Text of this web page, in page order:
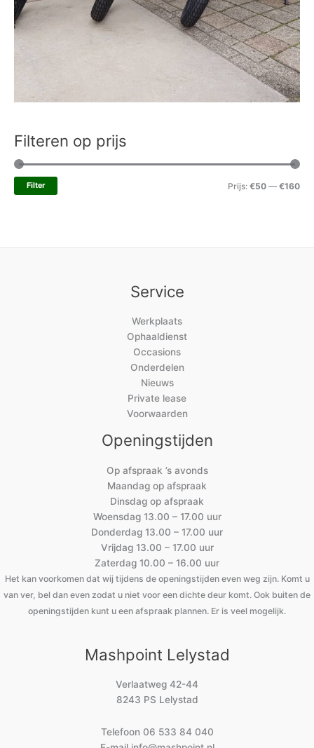
Filteren op prijs
Filter Prijs: €50 — €160
Service
Werkplaats
Ophaaldienst
Occasions
Onderdelen
Nieuws
Private lease
Voorwaarden
Openingstijden
Op afspraak ’s avonds
Maandag op afspraak
Dinsdag op afspraak
Woensdag 13.00 – 17.00 uur
Donderdag 13.00 – 17.00 uur
Vrijdag 13.00 – 17.00 uur
Zaterdag 10.00 – 16.00 uur
Het kan voorkomen dat wij tijdens de openingstijden even weg zijn. Komt u
van ver, bel dan even zodat u niet voor een dichte deur komt. Ook buiten de
openingstijden kunt u een afspraak plannen. Er is veel mogelijk.
Mashpoint Lelystad
Verlaatweg 42-44
8243 PS Lelystad
Telefoon 06 533 84 040